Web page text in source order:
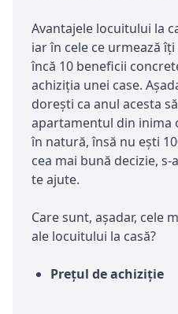
Avantajele locuitului la
iar în cele ce urmează
încă 10 beneficii
achiziția unei case.
dorești ca anul acesta
apartamentul din inima
în natură, însă nu ești
cea mai bună decizie,
te ajute.
Care sunt, așadar, cele
ale locuitului la casă?
Prețul de achiziție